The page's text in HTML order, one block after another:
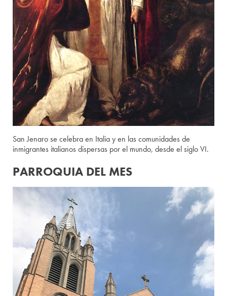
San Jenaro se celebra en Italia y en las comunidades de
inmigrantes italianos dispersas por el mundo, desde el siglo VI.
PARROQUIA DEL MES